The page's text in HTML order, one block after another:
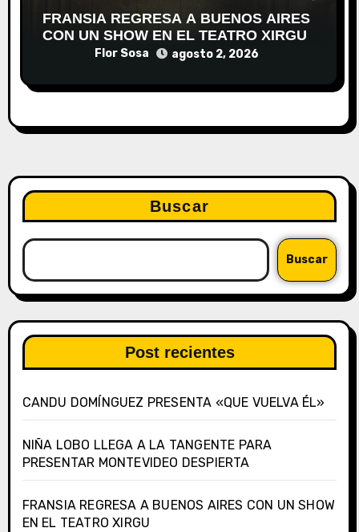
FRANSIA REGRESA A BUENOS AIRES
CON UN SHOW EN EL TEATRO XIRGU
Flor Sosa agosto 2, 2026
Buscar
Buscar
Post recientes
CANDU DOMÍNGUEZ PRESENTA «QUE VUELVA ÉL»
NIÑA LOBO LLEGA A LA TANGENTE PARA
PRESENTAR MONTEVIDEO DESPIERTA
FRANSIA REGRESA A BUENOS AIRES CON UN SHOW
EN EL TEATRO XIRGU